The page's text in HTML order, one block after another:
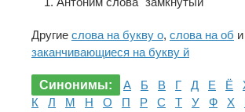
Другие слова на букву о, слова на об и
заканчивающиеся на букву й
Синонимы: А Б В Г Д Е Ё
К
Л М Н О П Р С Т У Ф Х